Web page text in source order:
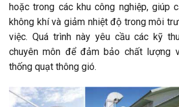
hoặc trong các khu công nghiệp, giúp
không khí và giảm nhiệt độ trong môi
việc. Quá trình này yêu cầu các kỹ
chuyên môn để đảm bảo chất lượng
thống quạt thông gió.